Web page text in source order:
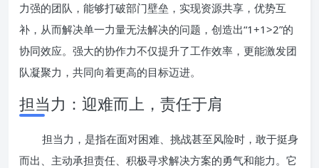
力强的团队，能够打破部门壁垒，实现资源共享，优势互
补，从而解决单一力量无法解决的问题，创造出“1+1>2”的
协同效应。强大的协作力不仅提升了工作效率，更能激发团
队凝聚力，共同向着更高的目标迈进。
担当力：迎难而上，责任于肩
担当力，是指在面对困难、挑战甚至风险时，敢于挺身
而出、主动承担责任、积极寻求解决方案的勇气和能力。它